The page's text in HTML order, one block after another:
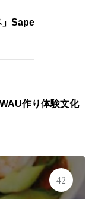
」Sape
作り体験文化
42